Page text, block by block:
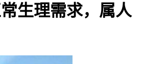
生理需求，属人